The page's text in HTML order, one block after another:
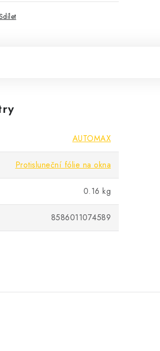
AUTOMAX
Protisluneční fólie na okna
0.16 kg
8586011074589